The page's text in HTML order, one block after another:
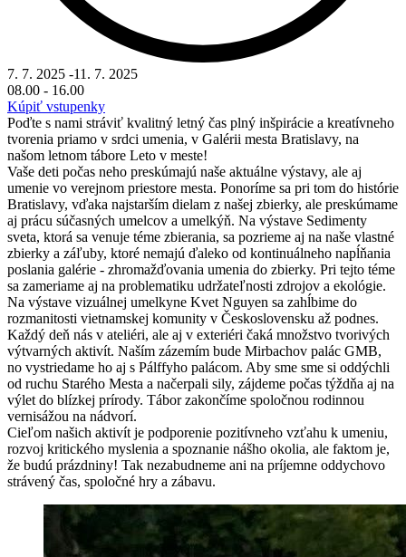
7. 7. 2025 -11. 7. 2025
08.00 - 16.00
Kúpiť vstupenky
Poďte s nami stráviť kvalitný letný čas plný inšpirácie a kreatívneho
tvorenia priamo v srdci umenia, v Galérii mesta Bratislavy, na
našom letnom tábore Leto v meste!
Vaše deti počas neho preskúmajú naše aktuálne výstavy, ale aj
umenie vo verejnom priestore mesta. Ponoríme sa pri tom do histórie
Bratislavy, vďaka najstarším dielam z našej zbierky, ale preskúmame
aj prácu súčasných umelcov a umelkýň. Na výstave Sedimenty
sveta, ktorá sa venuje téme zbierania, sa pozrieme aj na naše vlastné
zbierky a záľuby, ktoré nemajú ďaleko od kontinuálneho napĺňania
poslania galérie - zhromažďovania umenia do zbierky. Pri tejto téme
sa zameriame aj na problematiku udržateľnosti zdrojov a ekológie.
Na výstave vizuálnej umelkyne Kvet Nguyen sa zahĺbime do
rozmanitosti vietnamskej komunity v Československu až podnes.
Každý deň nás v ateliéri, ale aj v exteriéri čaká množstvo tvorivých
výtvarných aktivít. Naším zázemím bude Mirbachov palác GMB,
no vystriedame ho aj s Pálffyho palácom. Aby sme sme si oddýchli
od ruchu Starého Mesta a načerpali sily, zájdeme počas týždňa aj na
výlet do blízkej prírody. Tábor zakončíme spoločnou rodinnou
vernisážou na nádvorí.
Cieľom našich aktivít je podporenie pozitívneho vzťahu k umeniu,
rozvoj kritického myslenia a spoznanie nášho okolia, ale faktom je,
že budú prázdniny! Tak nezabudneme ani na príjemne oddychovo
strávený čas, spoločné hry a zábavu.